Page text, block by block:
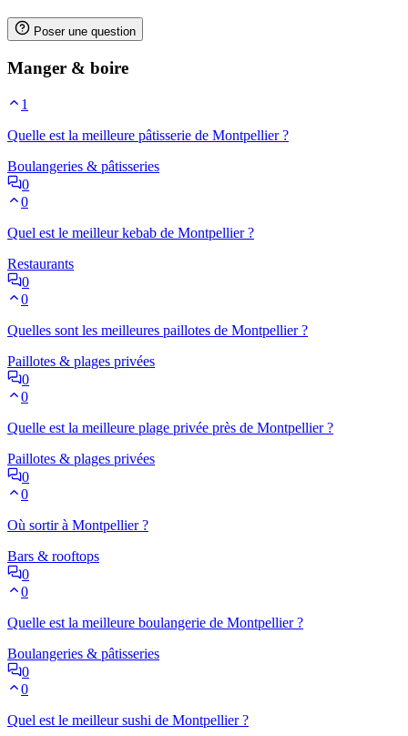
Poser une question
Manger & boire
1
Quelle est la meilleure pâtisserie de Montpellier ?
Boulangeries & pâtisseries
0
0
Quel est le meilleur kebab de Montpellier ?
Restaurants
0
0
Quelles sont les meilleures paillotes de Montpellier ?
Paillotes & plages privées
0
0
Quelle est la meilleure plage privée près de Montpellier ?
Paillotes & plages privées
0
0
Où sortir à Montpellier ?
Bars & rooftops
0
0
Quelle est la meilleure boulangerie de Montpellier ?
Boulangeries & pâtisseries
0
0
Quel est le meilleur sushi de Montpellier ?